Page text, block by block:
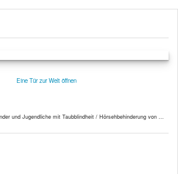
Eine Tür zur Welt öffnen
und Jugendliche mit Taubblindheit / Hörsehbehinderung von ...